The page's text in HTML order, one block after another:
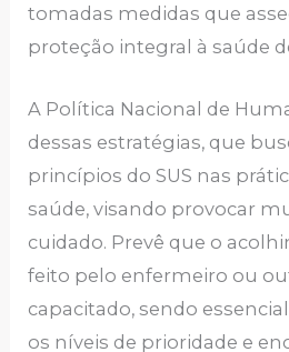
tomadas medidas que
proteção integral à saúde
A Política Nacional de
dessas estratégias, que
princípios do SUS nas
saúde, visando provocar
cuidado. Prevê que o
feito pelo enfermeiro ou
capacitado, sendo
os níveis de prioridade e